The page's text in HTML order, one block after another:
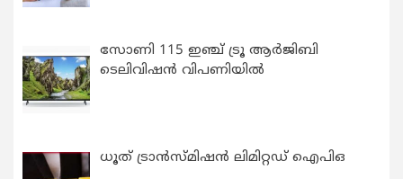
സോണി 115 ഇഞ്ച് ട്രൂ ആർജിബി
ടെലിവിഷൻ വിപണിയിൽ
ധൂത് ട്രാൻസ്മിഷൻ ലിമിറ്റഡ് ഐപിഒ